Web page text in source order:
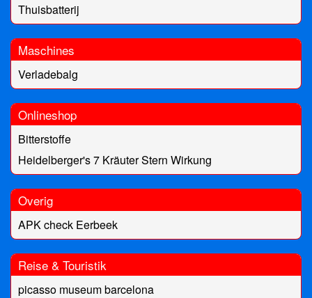
Thuisbatterij
Maschines
Verladebalg
Onlineshop
Bitterstoffe
Heidelberger's 7 Kräuter Stern Wirkung
Overig
APK check Eerbeek
Reise & Touristik
picasso museum barcelona